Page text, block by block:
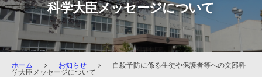
科学大臣メッセージについて
ホーム お知らせ
自殺予防に係る生徒や保護者等への文部科
学大臣メッセージについて